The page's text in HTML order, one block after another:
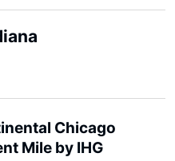
Chicago
Mile by IHG